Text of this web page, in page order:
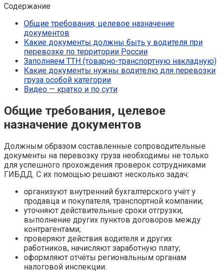
Содержание
Общие требования, целевое назначение
документов
Какие документы должны быть у водителя при
перевозке по территории России
Заполняем ТТН (товарно-транспортную накладную)
Какие документы нужны водителю для перевозки
груза особой категории
Видео — кратко и по сути
Общие требования, целевое
назначение документов
Должным образом составленные сопроводительные
документы на перевозку груза необходимы не только
для успешного прохождения проверок сотрудниками
ГИБДД. С их помощью решают несколько задач:
организуют внутренний бухгалтерского учёт у
продавца и покупателя, транспортной компании;
уточняют действительные сроки отгрузки,
выполнение других пунктов договоров между
контрагентами;
проверяют действия водителя и других
работников, начисляют заработную плату;
оформляют отчёты региональным органам
налоговой инспекции.